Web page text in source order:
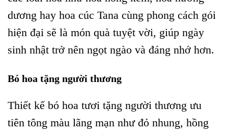
dương hay hoa cúc Tana cùng phong cách gói
hiện đại sẽ là món quà tuyệt vời, giúp ngày
sinh nhật trở nên ngọt ngào và đáng nhớ hơn.
Bó hoa tặng người thương
Thiết kế bó hoa tươi tặng người thương ưu
tiên tông màu lãng mạn như đỏ nhung, hồng